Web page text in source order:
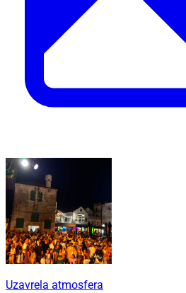
Uzavrela atmosfera